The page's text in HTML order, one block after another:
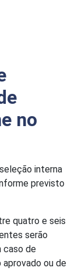
no
interna
previsto
quatro e seis
serão
caso de
ou de